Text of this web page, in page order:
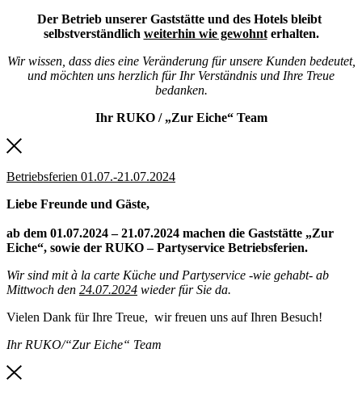
Der Betrieb unserer Gaststätte und des Hotels bleibt
selbstverständlich weiterhin wie gewohnterhalten.
Wir wissen, dass dies eine Veränderung für unsere Kunden bedeutet,
und möchten uns herzlich für Ihr Verständnis und Ihre Treue
bedanken.
Ihr RUKO / „Zur Eiche“ Team
Betriebsferien 01.07.-21.07.2024
Liebe Freunde und Gäste,
ab dem 01.07.2024 – 21.07.2024 machen die Gaststätte „Zur
Eiche“, sowie der RUKO – Partyservice Betriebsferien.
Wir sind mit à la carte Küche und Partyservice -wie gehabt- ab
Mittwoch den 24.07.2024 wieder für Sie da.
Vielen Dank für Ihre Treue, wir freuen uns auf Ihren Besuch!
Ihr RUKO/“Zur Eiche“ Team